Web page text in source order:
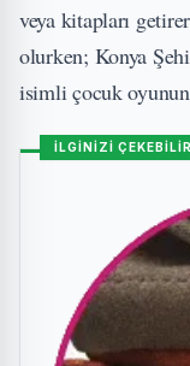
veya kitapları
olurken; Konya
isimli çocuk
İLGİNİZİ ÇEKEBİLİR